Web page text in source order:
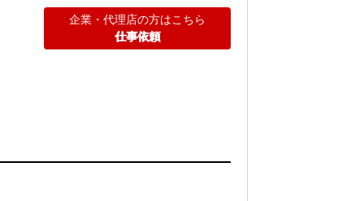
企業・代理店の方はこちら
仕事依頼